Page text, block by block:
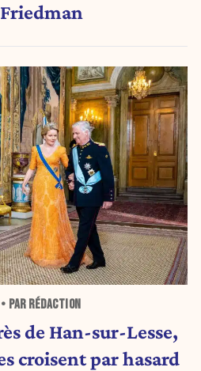
PAR RÉDACTION
de Han-sur-Lesse,
croisent par hasard